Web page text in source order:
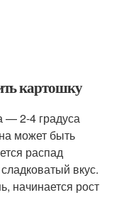
картошку
— 2-4 градуса
может быть
распад
вкус.
начинается рост